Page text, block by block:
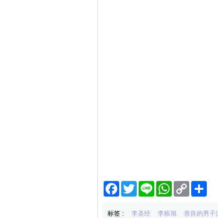
Facebook
TwitterLine WhatsApp
Copy
Link
分
标签 : 李圣经 李栋旭 善良的男子